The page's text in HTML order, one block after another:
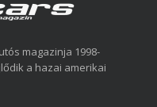
magazinja 1998-
a hazai amerikai